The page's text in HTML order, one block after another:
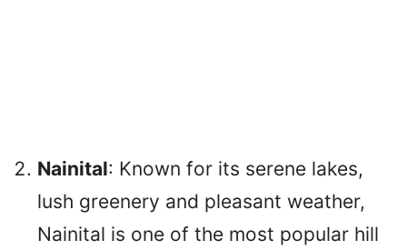
Nainital: Known for its serene lakes,
lush greenery and pleasant weather,
Nainital is one of the most popular hill